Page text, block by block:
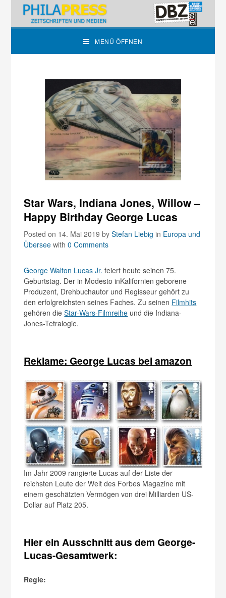
MENÜ ÖFFNEN
Star Wars, Indiana Jones, Willow –
Happy Birthday George Lucas
Posted on 14. Mai 2019byStefan Liebig in Europa und
Übersee with0 Comments
George Walton Lucas Jr. feiert heute seinen 75.
Geburtstag. Der in Modesto inKalifornien geborene
Produzent, Drehbuchautor und Regisseur gehört zu
den erfolgreichsten seines Faches. Zu seinen Filmhits
gehören dieStar-Wars-Filmreihe und die Indiana-
Jones-Tetralogie.
Reklame: George Lucas bei amazon
Im Jahr 2009 rangierte Lucas auf der Liste der
reichsten Leute der Welt des Forbes Magazine mit
einem geschätzten Vermögen von drei Milliarden US-
Dollar auf Platz 205.
Hier ein Ausschnitt aus dem George-
Lucas-Gesamtwerk:
Regie: